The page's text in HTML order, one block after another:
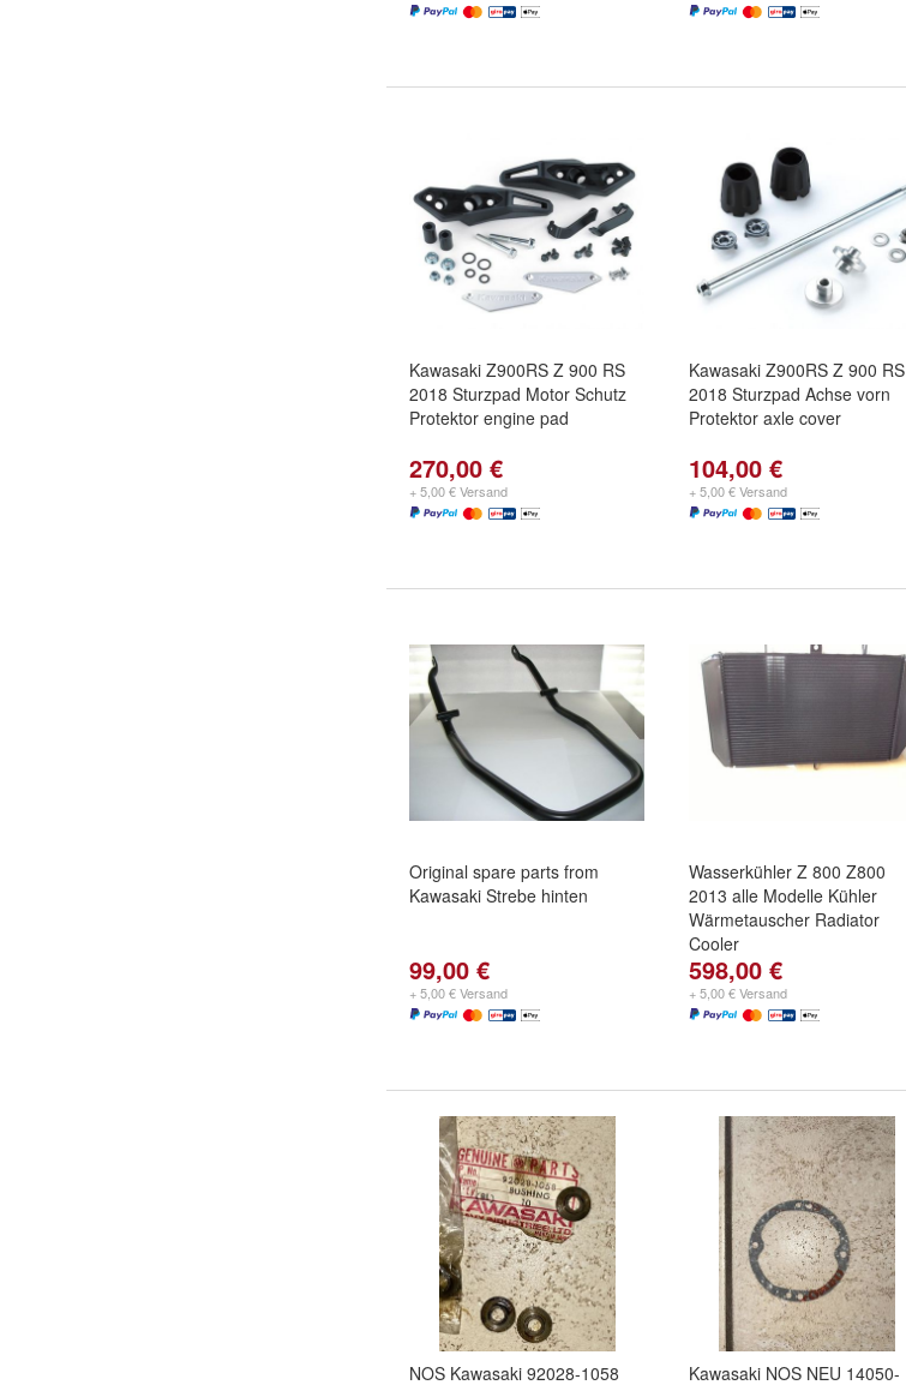
Kawasaki Z900RS Z 900 RS
2018 Sturzpad Motor Schutz
Protektor engine pad
270,00 €
+ 5,00 € Versand
Kawasaki Z900RS Z 900 RS
2018 Sturzpad Achse vorn
Protektor axle cover
104,00 €
+ 5,00 € Versand
Original spare parts from
Kawasaki Strebe hinten
99,00 €
+ 5,00 € Versand
Wasserkühler Z 800 Z800
2013 alle Modelle Kühler
Wärmetauscher Radiator
Cooler
598,00 €
+ 5,00 € Versand
NOS Kawasaki 92028-1058 Kawasaki NOS NEU 14050-